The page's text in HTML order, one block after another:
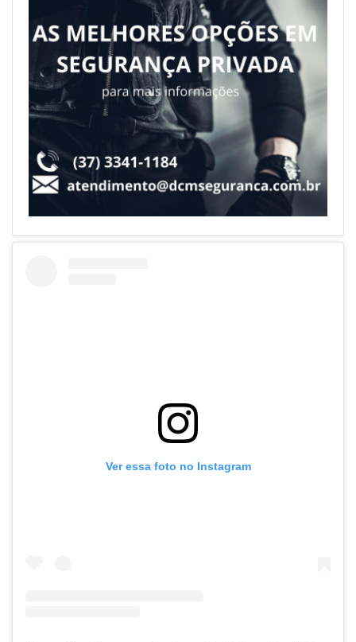
Ver essa foto no Instagram